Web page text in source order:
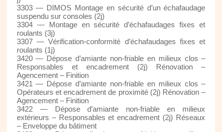
3303 — DIMOS Montage en sécurité d’un échafaudage
suspendu sur consoles (2j)
3304 — Montage en sécurité d’échafaudages fixes et
roulants (3j)
3307 — Vérification-conformité d’échafaudages fixes et
roulants (1j)
3420 — Dépose d’amiante non-friable en milieux clos –
Responsables et encadrement (2j) Rénovation –
Agencement – Finition
3421 — Dépose d’amiante non-friable en milieux clos –
Opérateurs et encadrement de proximité (2j) Rénovation –
Agencement – Finition
3422 — Dépose d’amiante non-friable en milieux
extérieurs – Responsables et encadrement (2j) Réseaux
– Enveloppe du bâtiment